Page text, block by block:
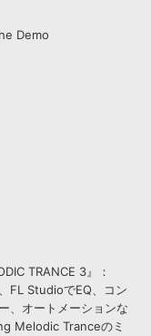
Demo
TRANCE 3』：
FL StudioでEQ、コン
、オートメーションな
Melodic Tranceのミ